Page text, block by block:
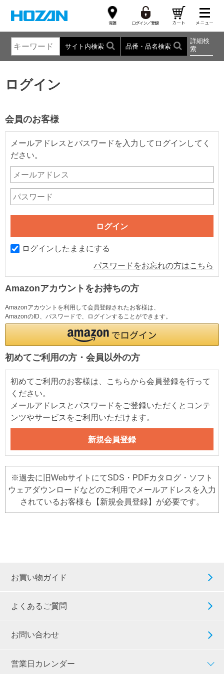
サイト内検索 品番・品名検索
詳細検
索
ログイン
会員のお客様
メールアドレスとパスワードを入力してログインしてく
ださい。
ログインしたままにする
パスワードをお忘れの方はこちら
Amazonアカウントをお持ちの方
Amazonアカウントを利用して会員登録されたお客様は、
AmazonのID、パスワードで、ログインすることができます。
初めてご利用の方・会員以外の方
初めてご利用のお客様は、こちらから会員登録を行って
ください。
メールアドレスとパスワードをご登録いただくとコンテ
ンツやサービスをご利用いただけます。
※過去に旧WebサイトにてSDS・PDFカタログ・ソフト
ウェアダウンロードなどのご利用でメールアドレスを入力
されているお客様も【新規会員登録】が必要です。
お買い物ガイド
よくあるご質問
お問い合わせ
営業日カレンダー